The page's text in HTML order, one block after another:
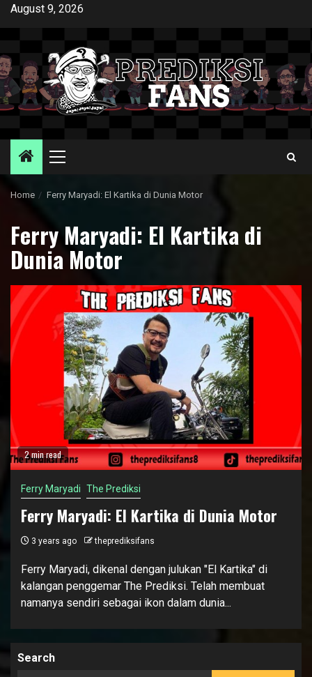
SkipAugust 9, 2026
Primary
Home Ferry Maryadi: El Kartika di Dunia Motor
Ferry Maryadi: El Kartika di
Dunia Motor
2 min read
Ferry Maryadi The Prediksi
Ferry Maryadi: El Kartika di Dunia Motor
3 years ago theprediksifans
Ferry Maryadi, dikenal dengan julukan "El Kartika" di
kalangan penggemar The Prediksi. Telah membuat
namanya sendiri sebagai ikon dalam dunia...
Search